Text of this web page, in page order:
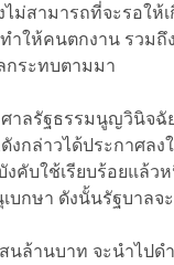
ไม่สามารถที่จะรอใ
ำให้คนตกงาน รวมถึ
กระทบตามมา
ศาลรัฐธรรมนูญวินิจ
งกล่าวได้ประกาศล
งคับใช้เรียบร้อยแล้ว
บกษา ดังนั้นรัฐบาลจ
นล้านบาท จะนำไปด